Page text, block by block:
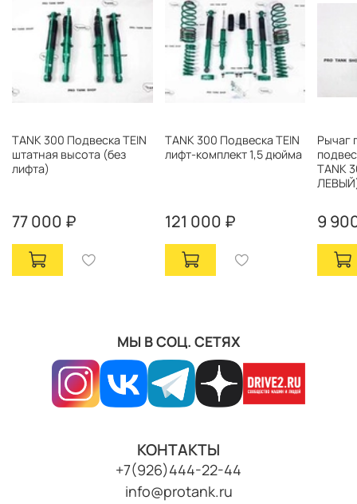
TANK 300 Подвеска TEIN
штатная высота (без
лифта)
77 000 ₽
TANK 300 Подвеска TEIN
лифт-комплект 1,5 дюйма
121 000 ₽
Рычаг
TANK
ЛЕВЫЙ)
9
МЫ В СОЦ. СЕТЯХ
КОНТАКТЫ
+7(926)444-22-44
info@protank.ru